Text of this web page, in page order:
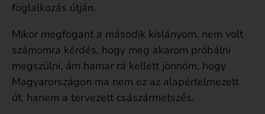
foglalkozás útján.
Mikor megfogant a második kislányom, nem volt
számomra kérdés, hogy meg akarom próbálni
megszülni, ám hamar rá kellett jönnöm, hogy
Magyarországon ma nem ez az alapértelmezett
út, hanem a tervezett császármetszés.